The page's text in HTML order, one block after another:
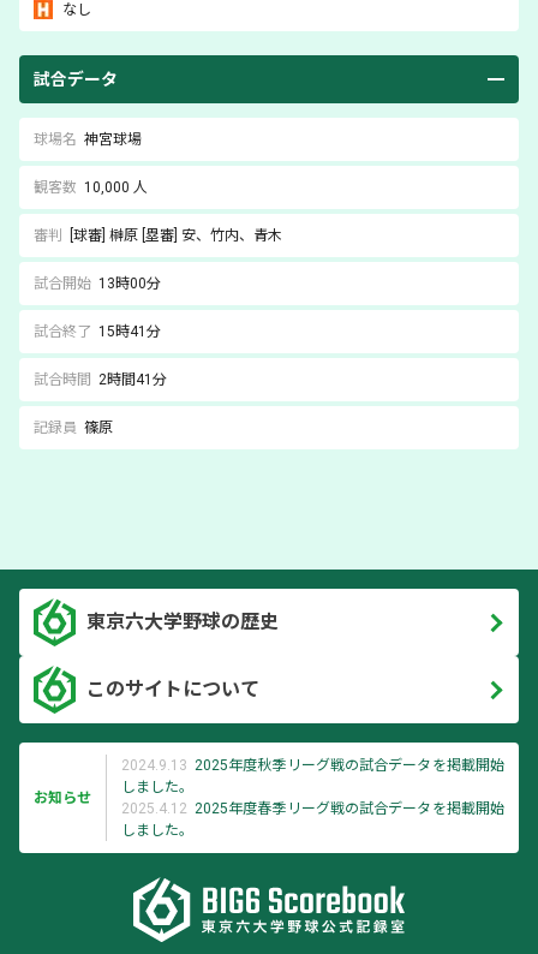
なし
試合データ
球場名 神宮球場
観客数 10,000 人
審判 [球審] 榊原 [塁審] 安、竹内、青木
試合開始 13時00分
試合終了 15時41分
試合時間 2時間41分
記録員 篠原
東京六大学野球の歴史
このサイトについて
お知らせ
2024.9.13 2025年度秋季リーグ戦の試合データを掲載開始
しました。
2025.4.12 2025年度春季リーグ戦の試合データを掲載開始
しました。